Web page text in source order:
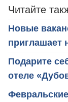
Читайте
Новые
приглашает
Подарите
отеле